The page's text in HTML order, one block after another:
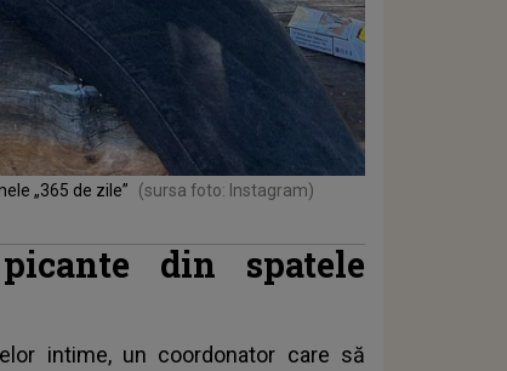
„365 de zile” (sursa foto: Instagram)
din spatele
intime, un coordonator care să